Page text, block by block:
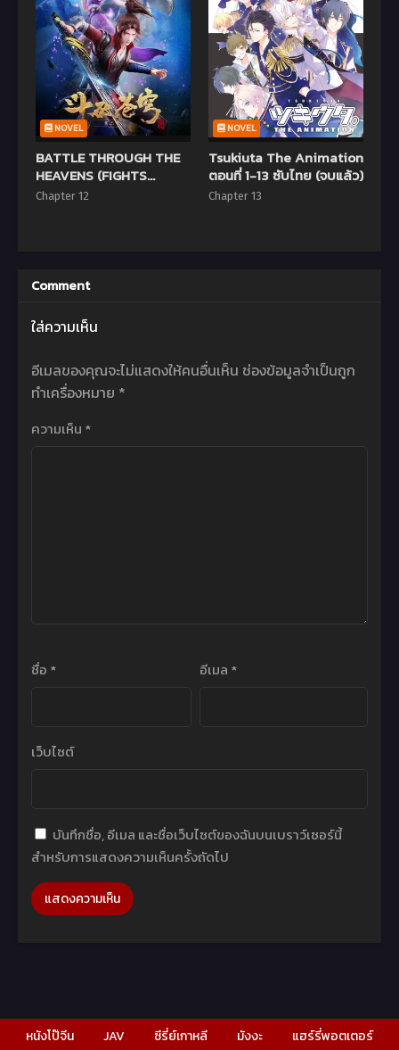
NOVEL
BATTLE THROUGH THE
HEAVENS (FIGHTS
BREAK SPHERE) ศึกท้ารบ
Chapter 12
NOVEL
Tsukiuta The Animation
ตอนที่ 1-13 ซับไทย (จบแล้ว)
Chapter 13
Comment
ใส่ความเห็น
อีเมลของคุณจะไม่แสดงให้คนอื่นเห็น ช่องข้อมูลจำเป็นถูก
ทำเครื่องหมาย *
ความเห็น *
ชื่อ * อีเมล *
เว็บไซต์
บันทึกชื่อ, อีเมล และชื่อเว็บไซต์ของฉันบนเบราว์เซอร์นี้
สำหรับการแสดงความเห็นครั้งถัดไป
หนังโป๊จีน JAV ซีรี่ย์เกาหลี มังงะ แฮร์รี่พอตเตอร์